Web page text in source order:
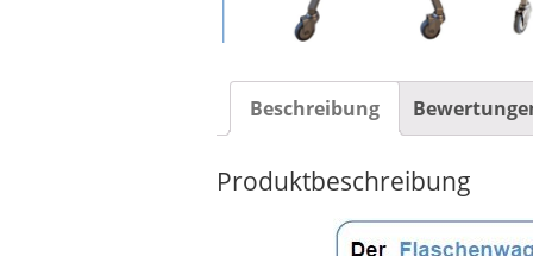
Beschreibung
Produktbeschreibung